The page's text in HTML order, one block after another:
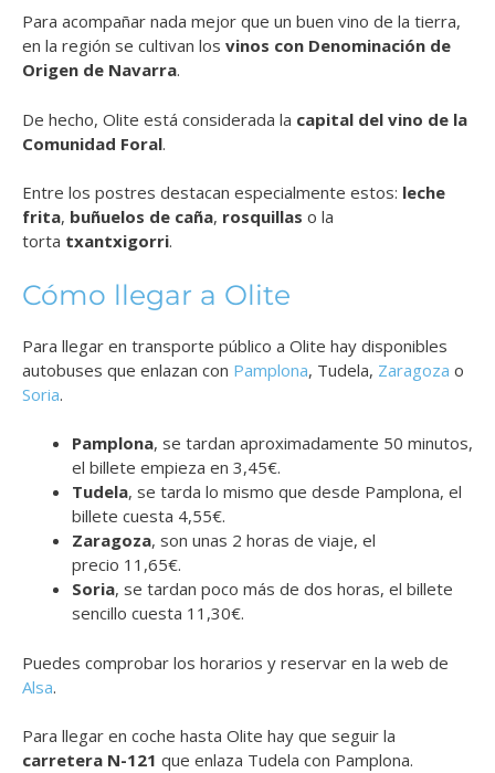
Para acompañar nada mejor que un buen vino de la tierra,
en la región se cultivan los vinos con Denominación de
Origen de Navarra.
De hecho, Olite está considerada la capital del vino de la
Comunidad Foral.
Entre los postres destacan especialmente estos: leche
frita, buñuelos de caña, rosquillas o la
torta txantxigorri.
Cómo llegar a Olite
Para llegar en transporte público a Olite hay disponibles
autobuses que enlazan con Pamplona, Tudela, Zaragoza o
Soria.
Pamplona, se tardan aproximadamente 50 minutos,
el billete empieza en 3,45€.
Tudela, se tarda lo mismo que desde Pamplona, el
billete cuesta 4,55€.
Zaragoza, son unas 2 horas de viaje, el
precio 11,65€.
Soria, se tardan poco más de dos horas, el billete
sencillo cuesta 11,30€.
Puedes comprobar los horarios y reservar en la web de
Alsa.
Para llegar en coche hasta Olite hay que seguir la
carretera N-121 que enlaza Tudela con Pamplona.